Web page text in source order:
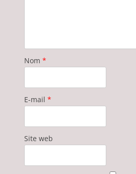
Nom *
E-mail *
Site web